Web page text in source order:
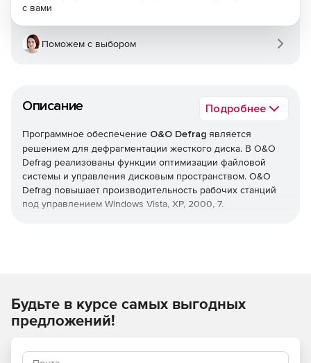
Описание Подробнее
Программное обеспечение O&O Defrag является
решением для дефрагментации жесткого диска. В O&O
Defrag реализованы функции оптимизации файловой
системы и управления дисковым пространством. O&O
Defrag повышает производительность рабочих станций
под управлением Windows Vista, XP, 2000, 7.
последующая дефрагментация проходит быстрее
предыдущей. O&O Defrag позволяет проводить
дефрагментацию файлов без сбоев в работе системы.
Мастер O&O-OneClickDefrag обеспечивает выбор
с вами
Поможем с выбором
Будьте в курсе самых выгодных
предложений!